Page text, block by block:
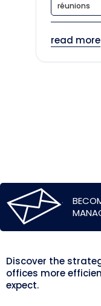
réunions
read more
Discover the
offices more
expect.